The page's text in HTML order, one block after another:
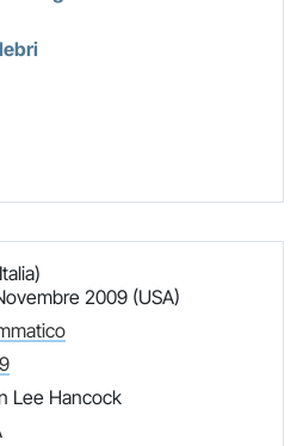
2009 (USA)
Lee Hancock